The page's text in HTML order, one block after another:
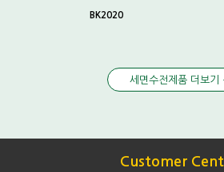
BK2020
세면수전제품 더보기
Customer